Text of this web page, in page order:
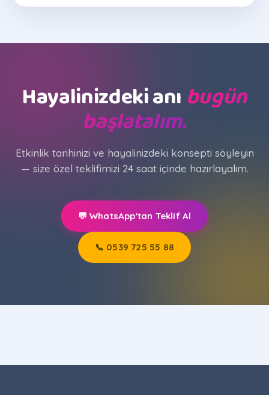
Hayalinizdeki anı bugün
başlatalım.
Etkinlik tarihinizi ve hayalinizdeki konsepti söyleyin
— size özel teklifimizi 24 saat içinde hazırlayalım.
💬 WhatsApp'tan Teklif Al
📞 0539 725 55 88